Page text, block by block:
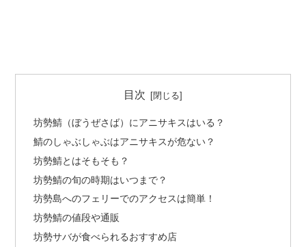
目次
坊勢鯖（ぼうぜさば）にアニサキスはいる？
鯖のしゃぶしゃぶはアニサキスが危ない？
坊勢鯖とはそもそも？
坊勢鯖の旬の時期はいつまで？
坊勢島へのフェリーでのアクセスは簡単！
坊勢鯖の値段や通販
坊勢サバが食べられるおすすめ店